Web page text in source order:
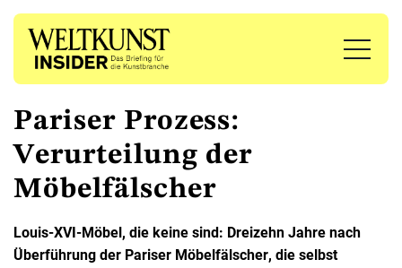
Pariser Prozess:
Verurteilung der
Möbelfälscher
Louis-XVI-Möbel, die keine sind: Dreizehn Jahre nach
Überführung der Pariser Möbelfälscher, die selbst